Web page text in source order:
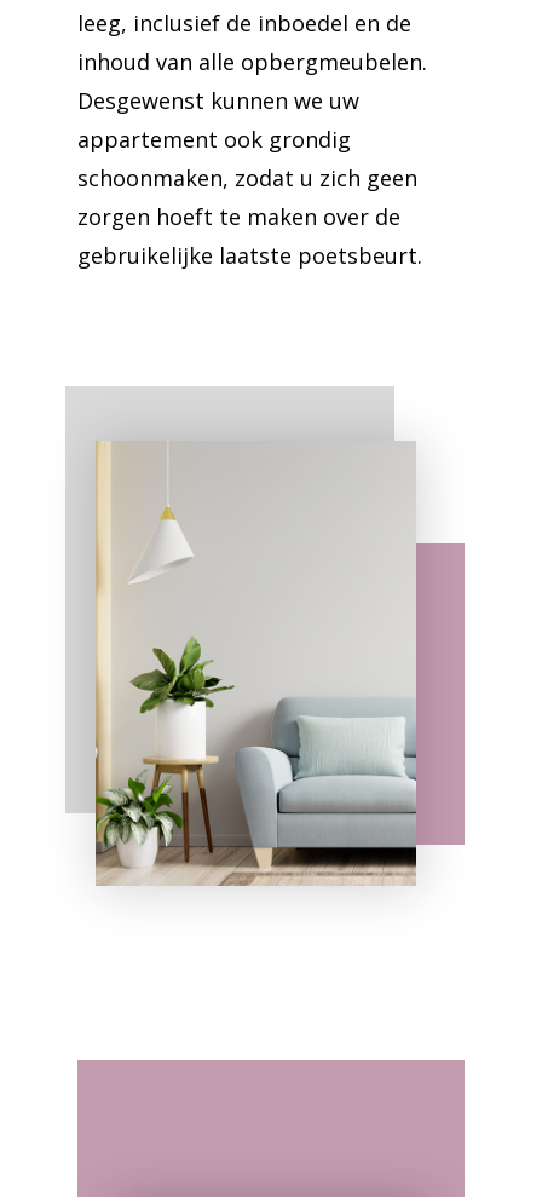
leeg, inclusief de inboedel en de
inhoud van alle opbergmeubelen.
Desgewenst kunnen we uw
appartement ook grondig
schoonmaken, zodat u zich geen
zorgen hoeft te maken over de
gebruikelijke laatste poetsbeurt.